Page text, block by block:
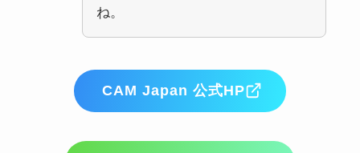
ね。
CAM Japan 公式HP